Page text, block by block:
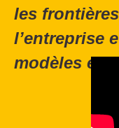
les
l’entreprise
modèles